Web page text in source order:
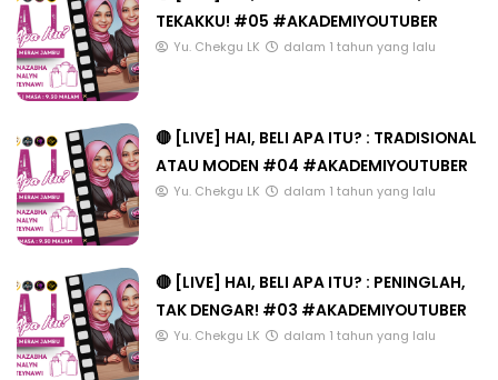
TEKAKKU! #05 #AKADEMIYOUTUBER
Yu. Chekgu LK dalam 1 tahun yang lalu
🔴 [LIVE] HAI, BELI APA ITU? : TRADISIONAL
ATAU MODEN #04 #AKADEMIYOUTUBER
Yu. Chekgu LK dalam 1 tahun yang lalu
🔴 [LIVE] HAI, BELI APA ITU? : PENINGLAH,
TAK DENGAR! #03 #AKADEMIYOUTUBER
Yu. Chekgu LK dalam 1 tahun yang lalu